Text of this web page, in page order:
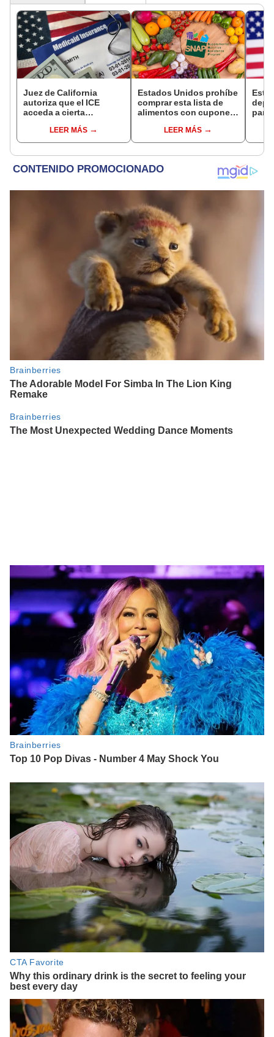
Juez de California
autoriza que el ICE
acceda a cierta
inmigrantes inscritos en
Medicaid
LEER MÁS
Estados Unidos prohíbe
comprar esta lista de
alimentos con cupones
desde 2026LEER MÁS
para
se